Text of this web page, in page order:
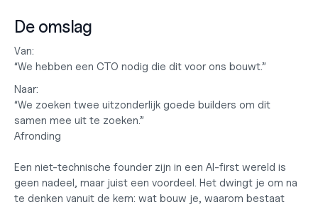
De omslag
Van:
“We hebben een CTO nodig die dit voor ons bouwt.”
Naar:
“We zoeken twee uitzonderlijk goede builders om dit
samen mee uit te zoeken.”
Afronding
Een niet-technische founder zijn in een AI-first wereld is
geen nadeel, maar juist een voordeel. Het dwingt je om na
te denken vanuit de kern: wat bouw je, waarom bestaat